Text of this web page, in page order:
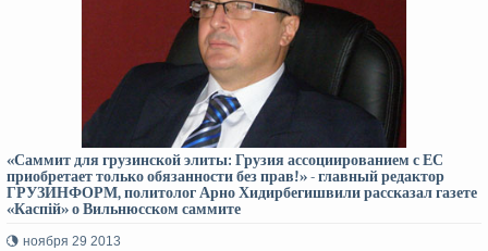
«Саммит для грузинской элиты: Грузия ассоциированием с ЕС
приобретает только обязанности без прав!» - главный редактор
ГРУЗИНФОРМ, политолог Арно Хидирбегишвили рассказал газете
«Каспiй» о Вильнюсском саммите
ноября 29 2013